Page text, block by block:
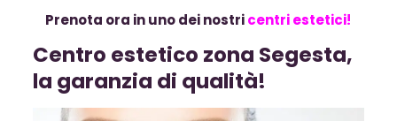
Prenota ora in uno dei nostricentri estetici!
Centro estetico zona Segesta,
la garanzia di qualità!